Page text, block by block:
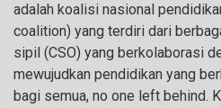
adalah koalisi nasional
coalition) yang terdiri dari
sipil (CSO) yang berkolaborasi
mewujudkan pendidikan yang
bagi semua, no one left behind.